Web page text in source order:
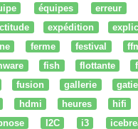
équipes erreur
expédition
ferme festival
fish flottante
fusion gallerie
hdmi heures hifi
I2C i3